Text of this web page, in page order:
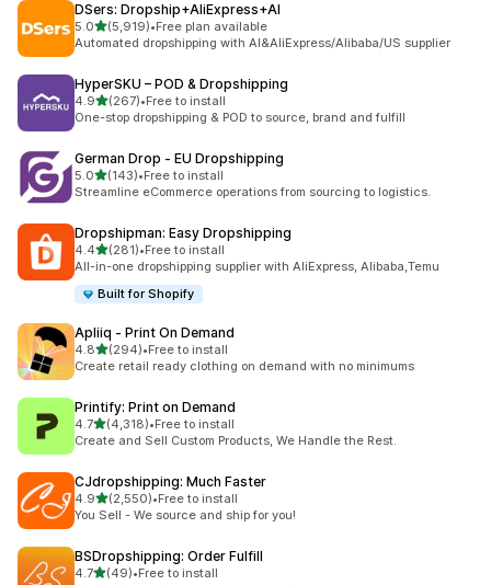
DSers: Dropship+AliExpress+AI
5.0滿分 5 顆星
(5,919)
共有 5919 則評價
•Free plan available
Automated dropshipping with AI&AliExpress/Alibaba/US supplier
HyperSKU – POD & Dropshipping
4.9滿分 5 顆星
(267)
共有 267 則評價
•Free to install
One-stop dropshipping & POD to source, brand and fulfill
German Drop ‑ EU Dropshipping
5.0滿分 5 顆星
(143)
共有 143 則評價
•Free to install
Streamline eCommerce operations from sourcing to logistics.
Dropshipman: Easy Dropshipping
4.4滿分 5 顆星
(281)
共有 281 則評價
•Free to install
All-in-one dropshipping supplier with AliExpress, Alibaba,Temu
Built for Shopify
Apliiq ‑ Print On Demand
4.8滿分 5 顆星
(294)
共有 294 則評價
•Free to install
Create retail ready clothing on demand with no minimums
Printify: Print on Demand
4.7滿分 5 顆星
(4,318)
共有 4318 則評價
•Free to install
Create and Sell Custom Products, We Handle the Rest.
CJdropshipping: Much Faster
4.9滿分 5 顆星
(2,550)
共有 2550 則評價
•Free to install
You Sell - We source and ship for you!
BSDropshipping: Order Fulfill
4.7滿分 5 顆星
(49)
共有 49 則評價
•Free to install